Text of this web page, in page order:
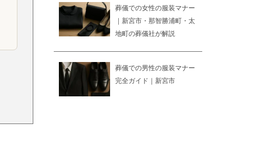
葬儀での女性の服装マナー
｜新宮市・那智勝浦町・太
地町の葬儀社が解説
葬儀での男性の服装マナー
完全ガイド｜新宮市